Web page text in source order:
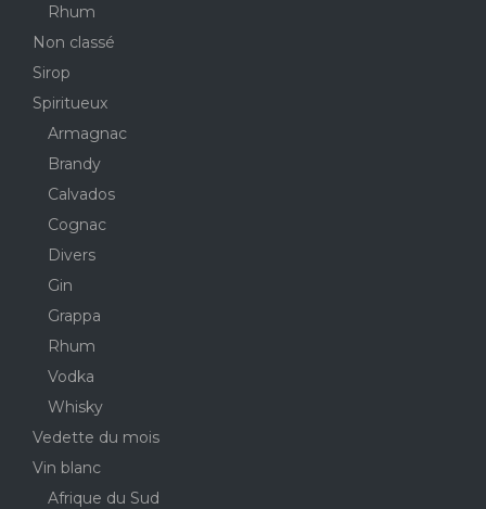
Rhum
Non classé
Sirop
Spiritueux
Armagnac
Brandy
Calvados
Cognac
Divers
Gin
Grappa
Rhum
Vodka
Whisky
Vedette du mois
Vin blanc
Afrique du Sud